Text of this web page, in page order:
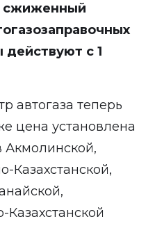
сжиженный
с 1
автогаза теперь
цена установлена
Акмолинской,
Казахстанской,